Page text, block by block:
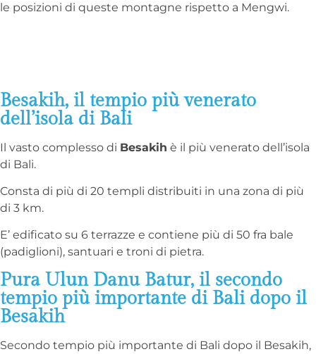
le posizioni di queste montagne rispetto a Mengwi.
Besakih, il tempio più venerato
dell’isola di Bali
Il vasto complesso di Besakih è il più venerato dell’isola
di Bali.
Consta di più di 20 templi distribuiti in una zona di più
di 3 km.
E’ edificato su 6 terrazze e contiene più di 50 fra bale
(padiglioni), santuari e troni di pietra.
Pura Ulun Danu Batur, il secondo
tempio più importante di Bali dopo il
Besakih
Secondo tempio più importante di Bali dopo il Besakih,